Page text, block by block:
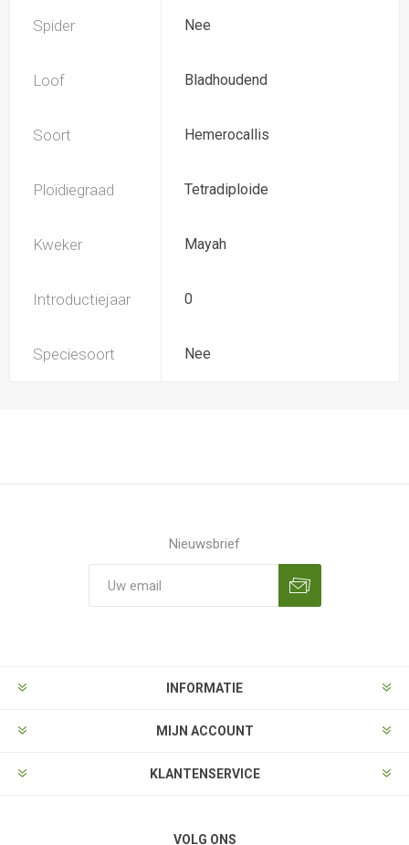
Spider Nee
Loof Bladhoudend
Soort Hemerocallis
Ploïdiegraad Tetradiploide
Kweker Mayah
Introductiejaar 0
Speciesoort Nee
Nieuwsbrief
INFORMATIE
MIJN ACCOUNT
KLANTENSERVICE
VOLG ONS